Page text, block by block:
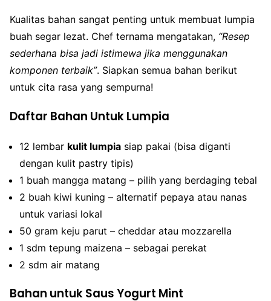
Kualitas bahan sangat penting untuk membuat lumpia
buah segar lezat. Chef ternama mengatakan, “Resep
sederhana bisa jadi istimewa jika menggunakan
komponen terbaik”. Siapkan semua bahan berikut
untuk cita rasa yang sempurna!
Daftar Bahan Untuk Lumpia
12 lembar kulit lumpia siap pakai (bisa diganti
dengan kulit pastry tipis)
1 buah mangga matang – pilih yang berdaging tebal
2 buah kiwi kuning – alternatif pepaya atau nanas
untuk variasi lokal
50 gram keju parut – cheddar atau mozzarella
1 sdm tepung maizena – sebagai perekat
2 sdm air matang
Bahan untuk Saus Yogurt Mint